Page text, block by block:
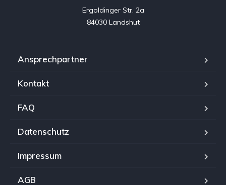
Ergoldinger Str. 2a
84030 Landshut
Ansprechpartner
Kontakt
FAQ
Datenschutz
Impressum
AGB